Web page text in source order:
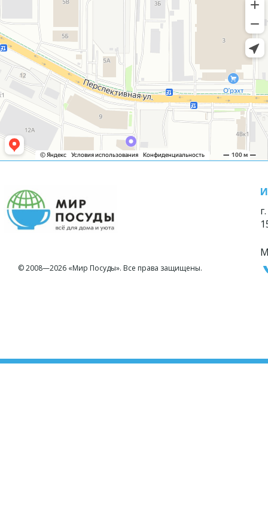
© 2008—2026 «Мир Посуды». Все права защищены.